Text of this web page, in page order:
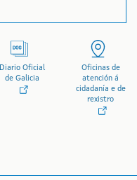
Diario Oficial
de Galicia
Oficinas de
atención á
cidadanía e de
rexistro